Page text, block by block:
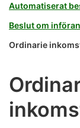
Automatiserat
Beslut om
Ordinarie